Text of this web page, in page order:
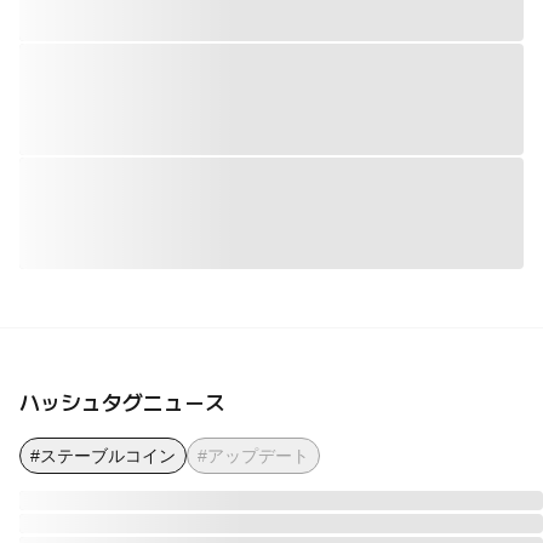
ハッシュタグニュース
#ステーブルコイン #アップデート